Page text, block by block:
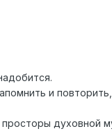
и
духовной